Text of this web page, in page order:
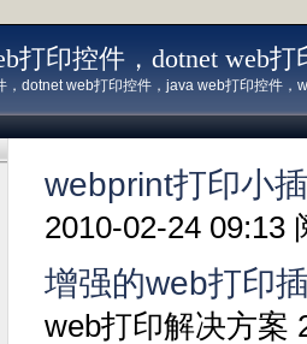
打印控件，dotnet web
，dotnet web打印控件，java web打印控件，
webprint打印小
2010-02-24 09:13
增强的web打印
web打印解决方案